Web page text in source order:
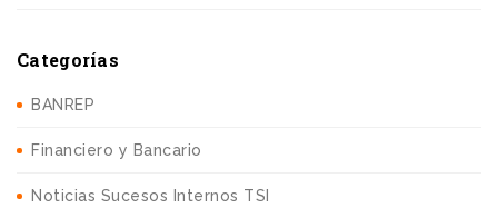
Categorías
BANREP
Financiero y Bancario
Noticias Sucesos Internos TSI